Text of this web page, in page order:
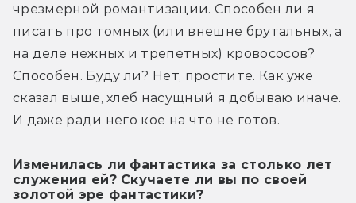
чрезмерной романтизации. Способен ли я
писать про томных (или внешне брутальных, а
на деле нежных и трепетных) кровососов?
Способен. Буду ли? Нет, простите. Как уже
сказал выше, хлеб насущный я добываю иначе.
И даже ради него кое на что не готов.
Изменилась ли фантастика за столько лет
служения ей? Скучаете ли вы по своей
золотой эре фантастики?